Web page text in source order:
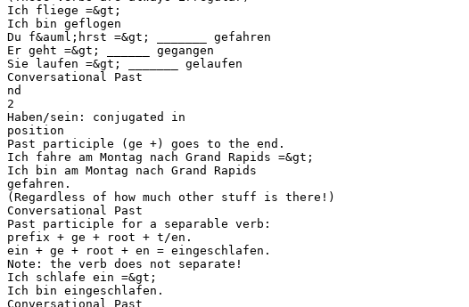
Ich fliege =&gt;
Ich bin geflogen
Du f&auml;hrst =&gt; _______ gefahren
Er geht =&gt; ______ gegangen
Sie laufen =&gt; _______ gelaufen
Conversational Past
nd
2
Haben/sein: conjugated in
position
Past participle (ge +) goes to the end.
Ich fahre am Montag nach Grand Rapids =&gt;
Ich bin am Montag nach Grand Rapids
gefahren.
(Regardless of how much other stuff is there!)
Conversational Past
Past participle for a separable verb:
prefix + ge + root + t/en.
ein + ge + root + en = eingeschlafen.
Note: the verb does not separate!
Ich schlafe ein =&gt;
Ich bin eingeschlafen.
Conversational Past